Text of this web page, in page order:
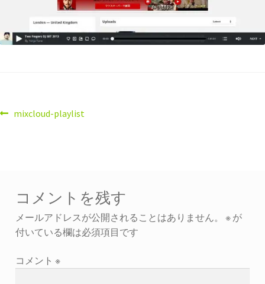
mixcloud-playlist
コメントを残す
メールアドレスが公開されることはありません。 ※が
付いている欄は必須項目です
コメント ※